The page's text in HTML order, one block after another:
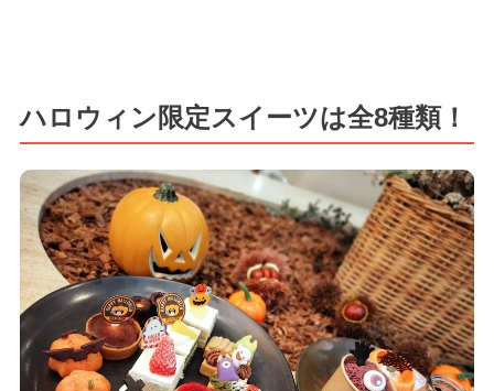
ハロウィン限定スイーツは全8種類！